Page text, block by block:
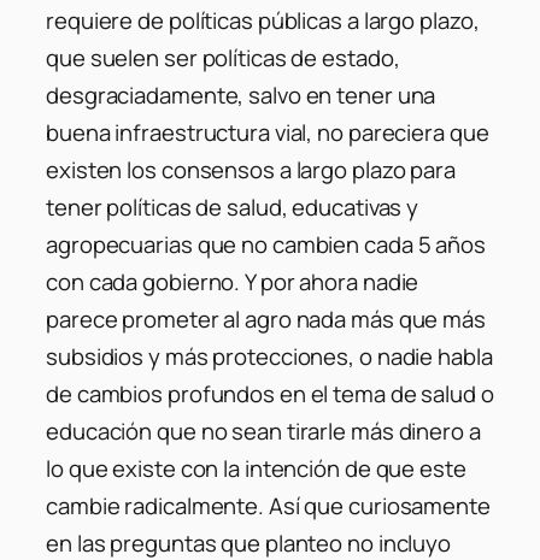
requiere de políticas públicas a largo plazo,
que suelen ser políticas de estado,
desgraciadamente, salvo en tener una
buena infraestructura vial, no pareciera que
existen los consensos a largo plazo para
tener políticas de salud, educativas y
agropecuarias que no cambien cada 5 años
con cada gobierno. Y por ahora nadie
parece prometer al agro nada más que más
subsidios y más protecciones, o nadie habla
de cambios profundos en el tema de salud o
educación que no sean tirarle más dinero a
lo que existe con la intención de que este
cambie radicalmente. Así que curiosamente
en las preguntas que planteo no incluyo